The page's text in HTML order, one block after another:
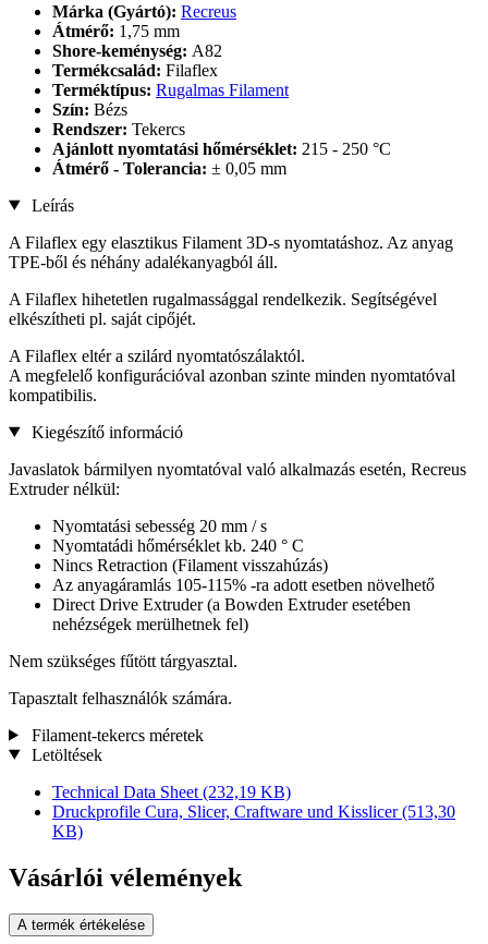
Márka (Gyártó): Recreus
Átmérő: 1,75 mm
Shore-keménység: A82
Termékcsalád: Filaflex
Terméktípus: Rugalmas Filament
Szín: Bézs
Rendszer: Tekercs
Ajánlott nyomtatási hőmérséklet: 215 - 250 °C
Átmérő - Tolerancia: ± 0,05 mm
Leírás
A Filaflex egy elasztikus Filament 3D-s nyomtatáshoz. Az anyag
TPE-ből és néhány adalékanyagból áll.
A Filaflex hihetetlen rugalmassággal rendelkezik. Segítségével
elkészítheti pl. saját cipőjét.
A Filaflex eltér a szilárd nyomtatószálaktól.
A megfelelő konfigurációval azonban szinte minden nyomtatóval
kompatibilis.
Kiegészítő információ
Javaslatok bármilyen nyomtatóval való alkalmazás esetén, Recreus
Extruder nélkül:
Nyomtatási sebesség 20 mm / s
Nyomtatádi hőmérséklet kb. 240 ° C
Nincs Retraction (Filament visszahúzás)
Az anyagáramlás 105-115% -ra adott esetben növelhető
Direct Drive Extruder (a Bowden Extruder esetében
nehézségek merülhetnek fel)
Nem szükséges fűtött tárgyasztal.
Tapasztalt felhasználók számára.
Filament-tekercs méretek
Letöltések
Technical Data Sheet (232,19 KB)
Druckprofile Cura, Slicer, Craftware und Kisslicer(513,30
KB)
Vásárlói vélemények
A termék értékelése